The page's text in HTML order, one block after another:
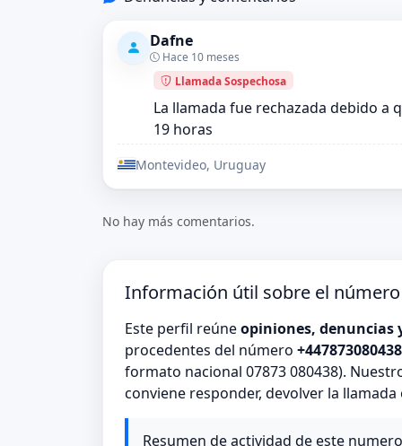
Dafne
Hace 10 meses
Llamada Sospechosa
La llamada fue rechazada debido a
19 horas
Montevideo, Uruguay
No hay más comentarios.
Información útil sobre el
Este perfil reúneopiniones, denuncias
procedentes del número +447873080438
formato nacional 07873 080438).
conviene responder, devolver la llamada
Resumen de actividad de este numero